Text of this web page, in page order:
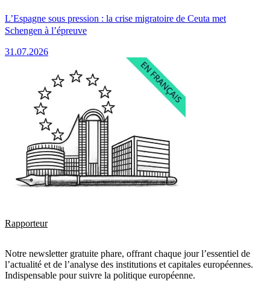
L’Espagne sous pression : la crise migratoire de Ceuta met
Schengen à l’épreuve
31.07.2026
Rapporteur
Notre newsletter gratuite phare, offrant chaque jour l’essentiel de
l’actualité et de l’analyse des institutions et capitales européennes.
Indispensable pour suivre la politique européenne.